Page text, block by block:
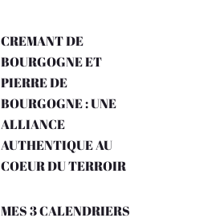
CREMANT DE
BOURGOGNE ET
PIERRE DE
BOURGOGNE : UNE
ALLIANCE
AUTHENTIQUE AU
COEUR DU TERROIR
MES 3 CALENDRIERS